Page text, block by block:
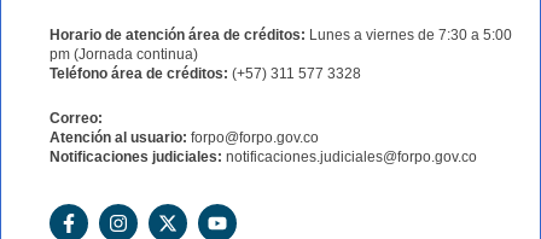
Horario de atención área de créditos: Lunes a viernes de 7:30 a 5:00
pm (Jornada continua)
Teléfono área de créditos: (+57) 311 577 3328
Correo:
Atención al usuario: forpo@forpo.gov.co
Notificaciones judiciales: notificaciones.judiciales@forpo.gov.co
F
a
I
n
X
-
Y
o